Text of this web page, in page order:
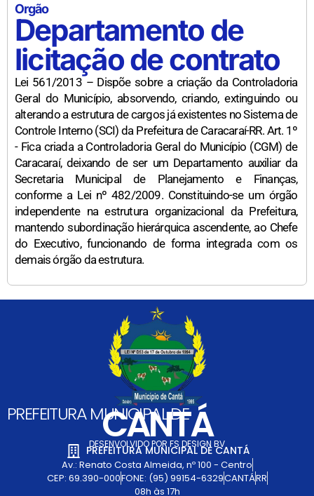
Orgão
Departamento de
licitação de contrato
Lei 561/2013 – Dispõe sobre a criação da Controladoria
Geral do Município, absorvendo, criando, extinguindo ou
alterando a estrutura de cargos já existentes no Sistema de
Controle Interno (SCI) da Prefeitura de Caracaraí-RR. Art. 1º
- Fica criada a Controladoria Geral do Município (CGM) de
Caracaraí, deixando de ser um Departamento auxiliar da
Secretaria Municipal de Planejamento e Finanças,
conforme a Lei nº 482/2009. Constituindo-se um órgão
independente na estrutura organizacional da Prefeitura,
mantendo subordinação hierárquica ascendente, ao Chefe
do Executivo, funcionando de forma integrada com os
demais órgão da estrutura.
PREFEITURA MUNICIPAL DE
CANTÁ
DESENVOLVIDO POR FS DESIGN BV
PREFEITURA MUNICIPAL DE CANTÁ
Av.: Renato Costa Almeida, nº 100 - Centro
CEP: 69.390-000FONE: (95) 99154-6329CANTÁRR
08h às 17h